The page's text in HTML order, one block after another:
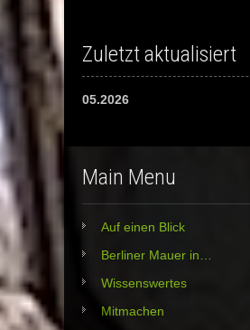
Zuletzt aktualisiert
05.2026
Main Menu
Auf einen Blick
Berliner Mauer in…
Wissenswertes
Mitmachen